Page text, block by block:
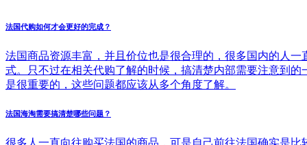
法国代购如何才会更好的完成？
法国商品资源丰富，并且价位也是很合理的，很多国内的人
式。只不过在相关代购了解的时候，搞清楚内部需要注意到
是很重要的，这些问题都应该从多个角度了解。
法国海淘需要搞清楚哪些问题？